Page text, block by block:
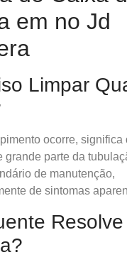
em no Jd
Limpar
ocorre, significa
grande parte da
de manutenção,
de sintomas